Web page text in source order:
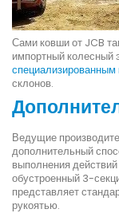
Сами ковши от JCB
импортный колесный
склонов.
Ведущие
дополнительный
выполнения
обустроенный 3-
представляет
рукоятью.